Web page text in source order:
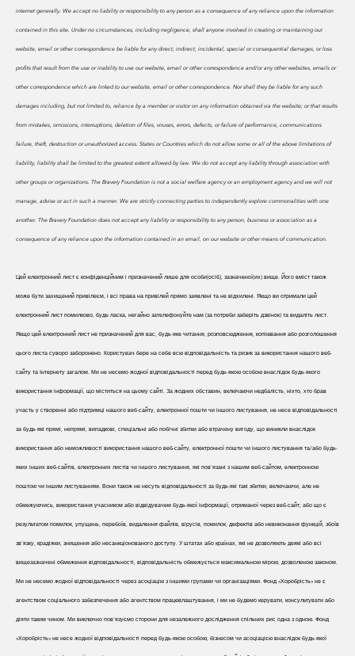
internet generally. We accept no liability or responsibility to any person as a consequence of any reliance upon the information
contained in this site. Under no circumstances, including negligence, shall anyone involved in creating or maintaining our
website, email or other correspondence be liable for any direct, indirect, incidental, special or consequential damages, or loss
profits that result from the use or inability to use our website, email or other correspondence and/or any other websites, emails or
other correspondence which are linked to our website, email or other correspondence. Nor shall they be liable for any such
damages including, but not limited to, reliance by a member or visitor on any information obtained via the website; or that results
from mistakes, omissions, interruptions, deletion of files, viruses, errors, defects, or failure of performance, communications
failure, theft, destruction or unauthorized access. States or Countries which do not allow some or all of the above limitations of
liability, liability shall be limited to the greatest extent allowed by law. We do not accept any liability through association with
other groups or organizations. The Bravery Foundation is not a social welfare agency or an employment agency and we will not
manage, advise or act in such a manner. We are strictly connecting parties to independently explore commonalities with one
another. The Bravery Foundation does not accept any liability or responsibility to any person, business or association as a
consequence of any reliance upon the information contained in an email, on our website or other means of communication.
Цей електронний лист є конфіденційним і призначений лише для особи(осіб), зазначеної(их) вище. Його вміст також
може бути захищений привілеєм, і всі права на привілей прямо заявлені та не відхилені. Якщо ви отримали цей
електронний лист помилково, будь ласка, негайно зателефонуйте нам (за потреби заберіть дзвінок) та видаліть лист.
Якщо цей електронний лист не призначений для вас, будь-яке читання, розповсюдження, копіювання або розголошення
цього листа суворо заборонено. Користувач бере на себе всю відповідальність та ризик за використання нашого веб-
сайту та Інтернету загалом. Ми не несемо жодної відповідальності перед будь-якою особою внаслідок будь-якого
використання інформації, що міститься на цьому сайті. За жодних обставин, включаючи недбалість, ніхто, хто брав
участь у створенні або підтримці нашого веб-сайту, електронної пошти чи іншого листування, не несе відповідальності
за будь-які прямі, непрямі, випадкові, спеціальні або побічні збитки або втрачену вигоду, що виникли внаслідок
використання або неможливості використання нашого веб-сайту, електронної пошти чи іншого листування та/або будь-
яких інших веб-сайтів, електронних листів чи іншого листування, які пов'язані з нашим веб-сайтом, електронною
поштою чи іншим листуванням. Вони також не несуть відповідальності за будь-які такі збитки, включаючи, але не
обмежуючись, використання учасником або відвідувачем будь-якої інформації, отриманої через веб-сайт; або що є
результатом помилок, упущень, перебоїв, видалення файлів, вірусів, помилок, дефектів або невиконання функцій, збоїв
зв'язку, крадіжки, знищення або несанкціонованого доступу. У штатах або країнах, які не дозволяють деякі або всі
вищезазначені обмеження відповідальності, відповідальність обмежується максимальною мірою, дозволеною законом.
Ми не несемо жодної відповідальності через асоціацію з іншими групами чи організаціями. Фонд «Хоробрість» не є
агентством соціального забезпечення або агентством працевлаштування, і ми не будемо керувати, консультувати або
діяти таким чином. Ми виключно пов'язуємо сторони для незалежного дослідження спільних рис одна з одною. Фонд
«Хоробрість» не несе жодної відповідальності перед будь-якою особою, бізнесом чи асоціацією внаслідок будь-якої